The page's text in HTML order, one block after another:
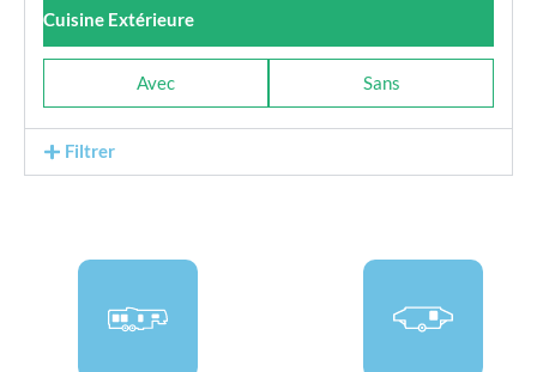
Cuisine Extérieure
Avec Sans
Filtrer